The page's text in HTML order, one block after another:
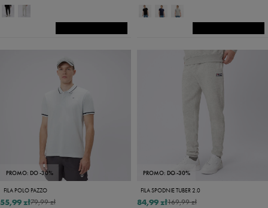
PROMO: DO -30%
FILA POLO PAZZO
79,99 zł
55,99 zł
PROMO: DO -30%
FILA SPODNIE TUBER 2.0
169,99 zł
84,99 zł